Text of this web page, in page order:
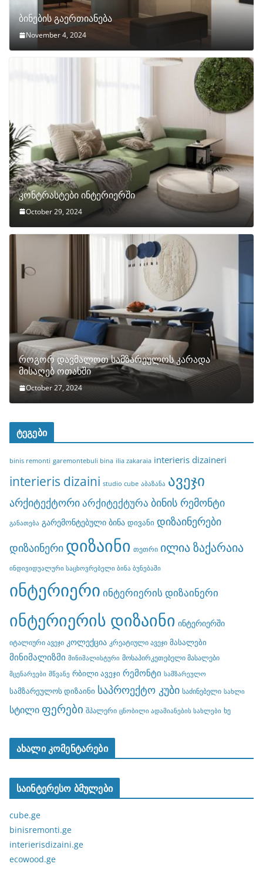
ბინების გაერთიანება
November 4, 2024
კონტრასტები ინტერიერში
October 29, 2024
როგორ დავმალოთ სამზარეულოს კარადა
მისაღებ ოთახში
October 27, 2024
ტეგები
binis remonti garemontebuli bina ilia zakaraia interieris dizaineri
interieris dizaini studio cube აბაზანა ავეჯი
არქიტექტორიარქიტექტურა ბინის რემონტი
განათება გარემონტებული ბინა დივანი დიზაინერები
დიზაინერი დიზაინი თეთრი ილია ზაქარაია
ინდივიდუალური საცხოვრებელი ბინა ბუნებაში
ინტერიერი ინტერიერის დიზაინერი
ინტერიერის დიზაინი ინტერიერში
იტალიური ავეჯი კოლექცია კრეატიული ავეჯი მასალები
მინიმალიზმი მინიმალისტური მოსაპირკეთებელი მასალები
მცენარეები მწვანე რბილი ავეჯი რემონტი სამზარეულო
სამზარეულოს დიზაინი საპროექტო კუბი საძინებელი სახლი
სტილი ფერები შპალერი ცნობილი ადამიანების სახლები ხე
ახალი კომენტარები
საინტერესო ბმულები
cube.ge
binisremonti.ge
interierisdizaini.ge
ecowood.ge